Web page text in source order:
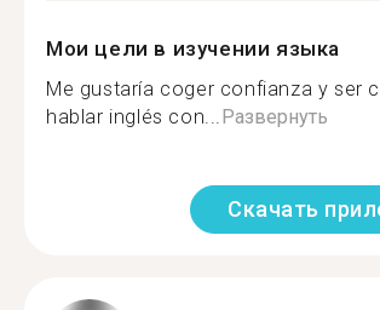
Мои цели в изучении языка
Me gustaría coger confianza y ser
hablar inglés con...Развернуть
Скачать